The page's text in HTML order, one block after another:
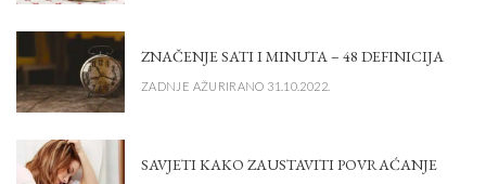
ZNAČENJE SATI I MINUTA – 48 DEFINICIJA
ZADNJE AŽURIRANO 31.10.2022.
SAVJETI KAKO ZAUSTAVITI POVRAĆANJE